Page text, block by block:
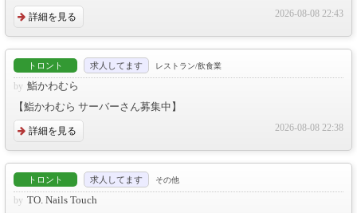
詳細を見る 2026-08-08 22:43
トロント 求人してます レストラン/飲食業
鮨かわむら
【鮨かわむら サーバーさん募集中】
詳細を見る 2026-08-08 22:38
トロント 求人してます その他
TO. Nails Touch